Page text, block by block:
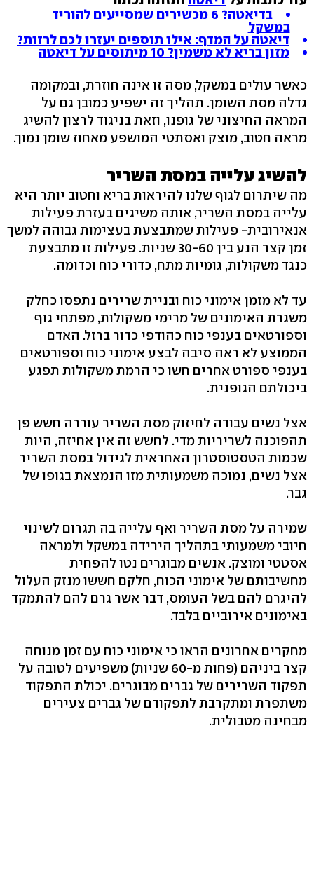
בדיאטה? 6 מכשירים שמסייעים להוריד
במשקל
דיאטה על המדף: אילו תוספים יעזרו לכם לרזות?
מזון בריא לא משמין? 10 מיתוסים על דיאטה
כאשר עולים במשקל, מסה זו אינה חוזרת, ובמקומה
גדלה מסת השומן. תהליך זה ישפיע כמובן גם על
המראה החיצוני של גופנו, וזאת בניגוד לרצון להשיג
מראה חטוב, מוצק ואסתטי המושפע מאחוז שומן נמוך.
להשיג עלייה במסת השריר
מה שיתרום לגוף שלנו להיראות בריא וחטוב יותר היא
עלייה במסת השריר, אותה משיגים בעזרת פעילות
אנאירובית- פעילות שמתבצעת בעצימות גבוהה למשך
זמן קצר הנע בין 30-60 שניות. פעילות זו מתבצעת
כנגד משקולות, גומיות מתח, כדורי כוח וכדומה.
עד לא מזמן אימוני כוח ובניית שרירים נתפסו כחלק
משגרת האימונים של מרימי משקולות, מפתחי גוף
וספורטאים בענפי כוח כהודפי כדור ברזל. האדם
הממוצע לא ראה סיבה לבצע אימוני כוח וספורטאים
בענפי ספורט אחרים חשו כי הרמת משקולות תפגע
ביכולתם הגופנית.
אצל נשים עבודה לחיזוק מסת השריר עוררה חשש פן
תהפוכנה לשריריות מדי. לחשש זה אין אחיזה, היות
שכמות הטסטוסטרון האחראית לגידול במסת השריר
אצל נשים, נמוכה משמעותית מזו הנמצאת בגופו של
גבר.
שמירה על מסת השריר ואף עלייה בה תגרום לשינוי
חיובי משמעותי בתהליך הירידה במשקל ולמראה
אסטטי ומוצק. אנשים מבוגרים נטו להפחית
מחשיבותם של אימוני הכוח, חלקם חששו מנזק העלול
להיגרם להם בשל העומס, דבר אשר גרם להם להתמקד
באימונים אירוביים בלבד.
מחקרים אחרונים הראו כי אימוני כוח עם זמן מנוחה
קצר ביניהם (פחות מ-60 שניות) משפיעים לטובה על
תפקוד השרירים של גברים מבוגרים. יכולת התפקוד
משתפרת ומתקרבת לתפקודם של גברים צעירים
מבחינה מטבולית.